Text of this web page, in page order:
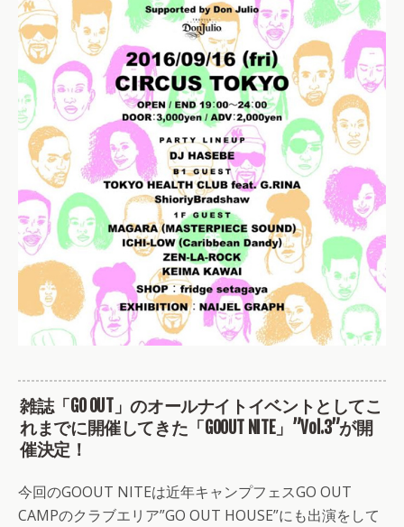
雑誌「GO OUT」のオールナイトイベントとしてこ
れまでに開催してきた「GOOUT NITE」”Vol.3”が開
催決定！
今回のGOOUT NITEは近年キャンプフェスGO OUT
CAMPのクラブエリア”GO OUT HOUSE”にも出演をして